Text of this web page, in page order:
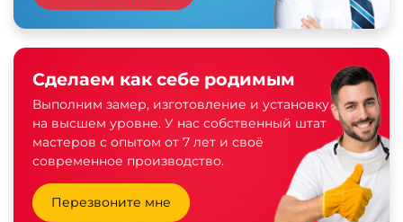
Сделаем как себе родимым
Выполним замер, изготовление и установку
на высшем уровне. У нас собственный штат
мастеров с опытом от 7 лет и своё
современное производство.
Перезвоните мне